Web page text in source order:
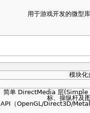
用于游戏开发的微型
模块化
简单 DirectMedia 层(Simple
标、操纵杆及
API（OpenGL/Direct3D/